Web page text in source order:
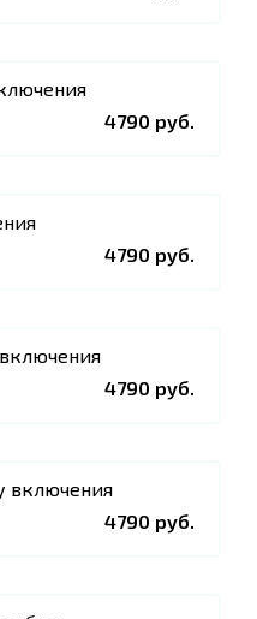
4790 руб.
4790 руб.
4790 руб.
включения
4790 руб.